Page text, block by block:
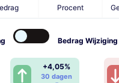
Procent
Bedrag Wijziging
+4,05%
30 dagen